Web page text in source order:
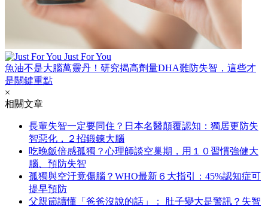
Just For You
魚油不是大腦萬靈丹！研究揭高劑量DHA難防失智，這些才
是關鍵重點
×
相關文章
長輩失智一定要同住？日本名醫顛覆認知：獨居更防失
智惡化，２招鍛鍊大腦
吃晚飯倍感孤獨？心理師談空巢期，用１０習慣強健大
腦、預防失智
孤獨與空汙竟傷腦？WHO最新６大指引：45%認知症可
提早預防
父親節讀懂「爸爸沒說的話」： 肚子變大是警訊？失智